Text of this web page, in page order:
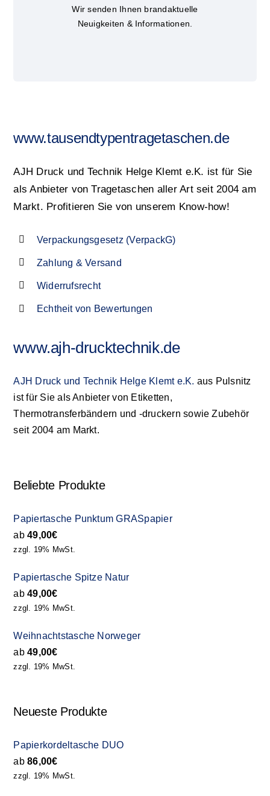
Wir senden Ihnen brandaktuelle
Neuigkeiten & Informationen.
www.tausendtypentragetaschen.de
AJH Druck und Technik Helge Klemt e.K. ist für Sie
als Anbieter von Tragetaschen aller Art seit 2004 am
Markt. Profitieren Sie von unserem Know-how!
Verpackungsgesetz (VerpackG)
Zahlung & Versand
Widerrufsrecht
Echtheit von Bewertungen
www.ajh-drucktechnik.de
AJH Druck und Technik Helge Klemt e.K. aus Pulsnitz
ist für Sie als Anbieter von Etiketten,
Thermotransferbändern und -druckern sowie Zubehör
seit 2004 am Markt.
Beliebte Produkte
Papiertasche Punktum GRASpapier
ab49,00€
zzgl. 19% MwSt.
Papiertasche Spitze Natur
ab49,00€
zzgl. 19% MwSt.
Weihnachtstasche Norweger
ab49,00€
zzgl. 19% MwSt.
Neueste Produkte
Papierkordeltasche DUO
ab86,00€
zzgl. 19% MwSt.